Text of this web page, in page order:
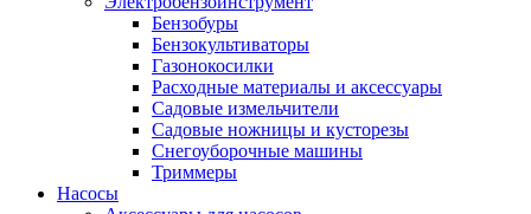
Бензобуры
Бензокультиваторы
Газонокосилки
Расходные материалы и аксессуары
Садовые измельчители
Садовые ножницы и кусторезы
Снегоуборочные машины
Триммеры
Насосы